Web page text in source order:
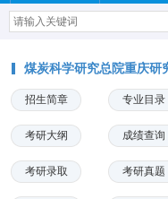
煤炭科学研究总院重庆研
招生简章 专业目录
考研大纲 成绩查询
考研录取 考研真题